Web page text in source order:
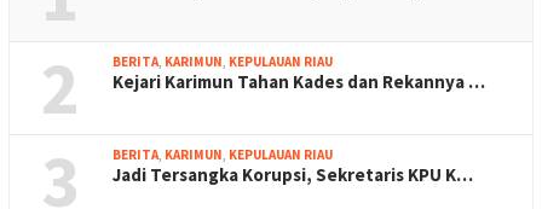
2 BERITA, KARIMUN, KEPULAUAN RIAU
Kejari Karimun Tahan Kades dan Rekannya …
3 BERITA, KARIMUN, KEPULAUAN RIAU
Jadi Tersangka Korupsi, Sekretaris KPU K…